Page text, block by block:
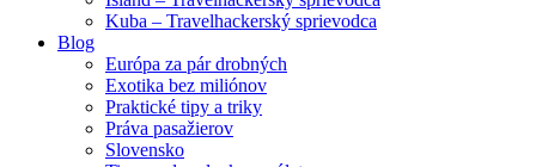
Kuba – Travelhackerský sprievodca
Blog
Európa za pár drobných
Exotika bez miliónov
Praktické tipy a triky
Práva pasažierov
Slovensko